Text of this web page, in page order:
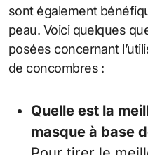
sont également
peau. Voici quelques
posées concernant
de concombres :
Quelle est la
masque à base